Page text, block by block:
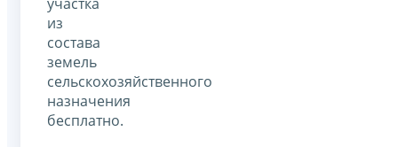
из
состава
земель
сельскохозяйственного
назначения
бесплатно.